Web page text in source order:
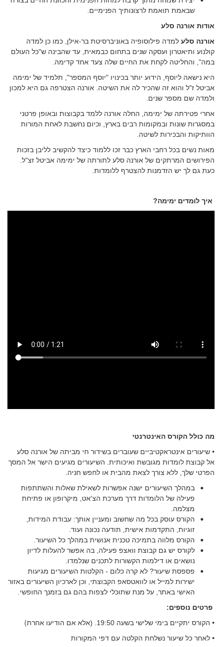
שבאמת תואמת לרצונותיך הפנימיים.
אודות אורנה סלע
אורנה סלע למדה פילוסופיה באוניברסיטת בר-אילן, כמו כן למדה
קולנוע ותיאטרון ועסקה שנים בתחום כבמאית, עד שהבינה ש"כל העולם
במה", והחליטה לקחת את החיים שלה צעד אחד קדימה.
היא נישאה ליוסף, הידוע יותר בכינויו "יוסף המספר", תלמיד של ימימה
אביטל ז"ל והוא זה שהכיר לה את השיטה. אורנה הצטרפה גם היא למכון
ולמדה שם מספר שנים.
אחרי פטירתה של ימימה, החלה אורנה ללמד בקבוצות ובאופן פרטני
במסגרות שונות ובמקומות רבים בארץ, וכיום נחשבת לאחת המורות
הוותיקות והבכירות לשיטה.
מאות נשים בכל רחבי הארץ כבר זכו ללמוד כיצד להקשיב לליבן בזכות
הפירושים המרתקים של אורנה סלע לתורתה של ימימה אביטל זצ"ל.
כעת גם לך יש הזדמנות להצטרף ללומדות.
איך לומדים ימימה?
מה כולל הקורס האינטרנטי
• שיעורים אינטראקטיביים שעוברים בשידור חי מביתה של אורנה סלע
אל קבוצת לומדות מגובשת ואיכותית. השיעורים מגיעים הישר אל המסך
הפרטי שלך, ללא צורך לצאת מהבית או לחפש חניה.
במהלך השיעורים ישנה אפשרות לשאילת שאלות והשתתפות
פעילה של הלומדות דרך מערכת הצ'אט, מיקרופון או פתיחת
מצלמה.
הקורס עוסק בכל מה שחשוב ומעניין אותך: עבודת המידות,
זוגיות, התקדמות אישית, תודעה נכונה ועוד.
הקורס מלווה בתמיכה טכנית אנושית במהלך כל השיעור.
לקורס יש גם קבוצת וואצפ פעילה, בה אפשר להעלות לדיון
נושאים או דילמות הקשורות לתכנים שנלמדו.
פספסת שיעור? לא קרה כלום - הקלטות השיעורים מגיעות
ישירות למייל או לוואטסאפ הקבוצתי, וכן לארכיון השיעורים באזור
האישי באתר, על מנת שתוכלי לצפות בהם גם בזמנך החופשי.
פרטים נוספים:
• הקורס יתקיים בימי שלישי בשעה 19:50. (
אלא אם הודיעו אחרת)
• לאחר כל שיעור נשלחת הקלטה עם דפי המקורות